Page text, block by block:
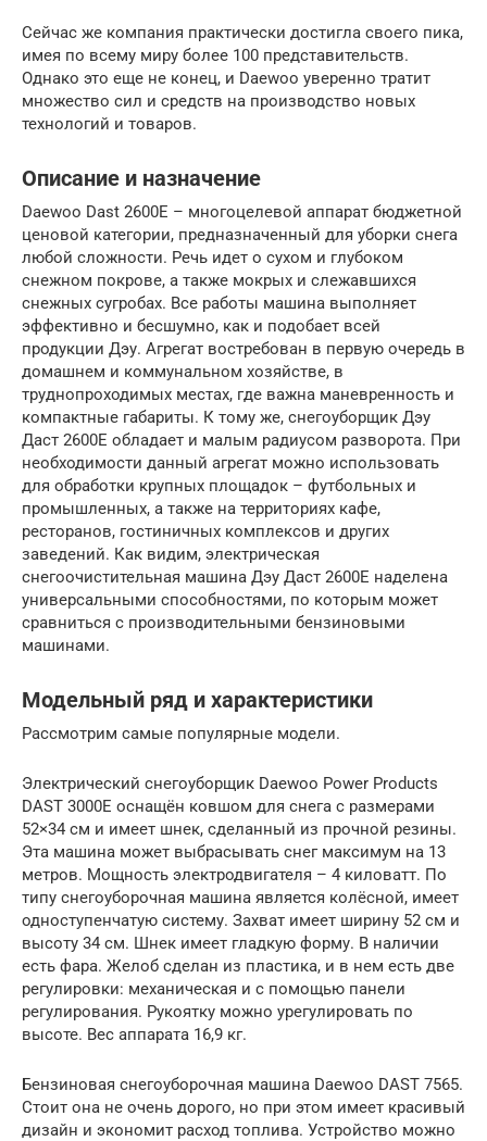
Сейчас же компания практически достигла своего пика,
имея по всему миру более 100 представительств.
Однако это еще не конец, и Daewoo уверенно тратит
множество сил и средств на производство новых
технологий и товаров.
Описание и назначение
Daewoo Dast 2600E – многоцелевой аппарат бюджетной
ценовой категории, предназначенный для уборки снега
любой сложности. Речь идет о сухом и глубоком
снежном покрове, а также мокрых и слежавшихся
снежных сугробах. Все работы машина выполняет
эффективно и бесшумно, как и подобает всей
продукции Дэу. Агрегат востребован в первую очередь в
домашнем и коммунальном хозяйстве, в
труднопроходимых местах, где важна маневренность и
компактные габариты. К тому же, снегоуборщик Дэу
Даст 2600Е обладает и малым радиусом разворота. При
необходимости данный агрегат можно использовать
для обработки крупных площадок – футбольных и
промышленных, а также на территориях кафе,
ресторанов, гостиничных комплексов и других
заведений. Как видим, электрическая
снегоочистительная машина Дэу Даст 2600Е наделена
универсальными способностями, по которым может
сравниться с производительными бензиновыми
машинами.
Модельный ряд и характеристики
Рассмотрим самые популярные модели.
Электрический снегоуборщик Daewoo Power Products
DAST 3000E оснащён ковшом для снега с размерами
52×34 см и имеет шнек, сделанный из прочной резины.
Эта машина может выбрасывать снег максимум на 13
метров. Мощность электродвигателя – 4 киловатт. По
типу снегоуборочная машина является колёсной, имеет
одноступенчатую систему. Захват имеет ширину 52 см и
высоту 34 см. Шнек имеет гладкую форму. В наличии
есть фара. Желоб сделан из пластика, и в нем есть две
регулировки: механическая и с помощью панели
регулирования. Рукоятку можно урегулировать по
высоте. Вес аппарата 16,9 кг.
Бензиновая снегоуборочная машина Daewoo DAST 7565.
Стоит она не очень дорого, но при этом имеет красивый
дизайн и экономит расход топлива. Устройство можно